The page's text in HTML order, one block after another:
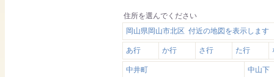
住所を選んでください
岡山県岡山市北区 付近の地図を表示します
あ行 か行 さ行 た行
中井町
中山下